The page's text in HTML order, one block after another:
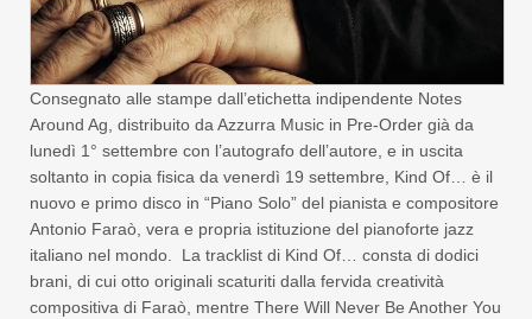
Consegnato alle stampe dall’etichetta indipendente Notes
Around Ag, distribuito da Azzurra Music in Pre-Order già da
lunedì 1° settembre con l’autografo dell’autore, e in uscita
soltanto in copia fisica da venerdì 19 settembre, Kind Of… è il
nuovo e primo disco in “Piano Solo” del pianista e compositore
Antonio Faraò, vera e propria istituzione del pianoforte jazz
italiano nel mondo. La tracklist di Kind Of… consta di dodici
brani, di cui otto originali scaturiti dalla fervida creatività
compositiva di Faraò, mentre There Will Never Be Another You